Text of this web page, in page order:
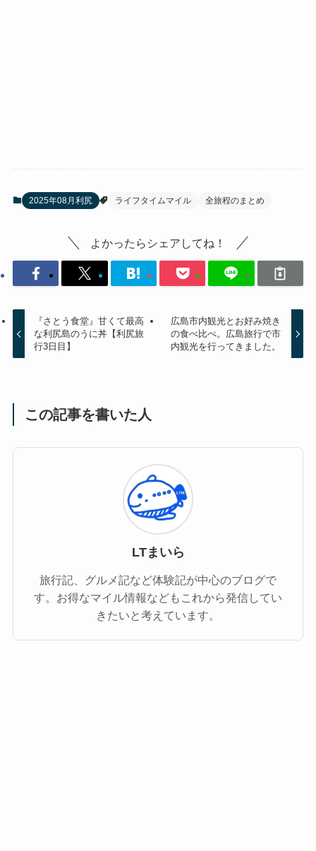
2025年08月利尻 ライフタイムマイル 全旅程のまとめ
よかったらシェアしてね！
『さとう食堂』甘くて最高
な利尻島のうに丼【利尻旅
行3日目】
広島市内観光とお好み焼き
の食べ比べ。広島旅行で市
内観光を行ってきました。
この記事を書いた人
LTまいら
旅行記、グルメ記など体験記が中心のブログで
す。お得なマイル情報などもこれから発信してい
きたいと考えています。